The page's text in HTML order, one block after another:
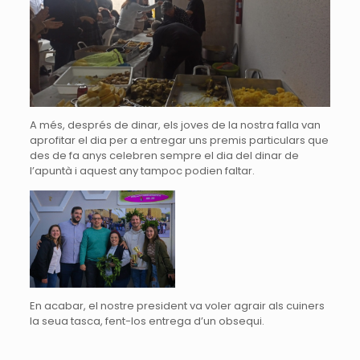
A més, després de dinar, els joves de la nostra falla van
aprofitar el dia per a entregar uns premis particulars que
des de fa anys celebren sempre el dia del dinar de
l’apuntà i aquest any tampoc podien faltar.
En acabar, el nostre president va voler agrair als cuiners
la seua tasca, fent-los entrega d’un obsequi.